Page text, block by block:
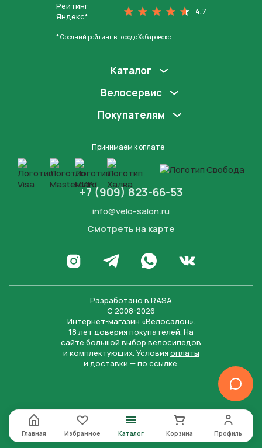
Рейтинг
Яндекс*
4.7
* Средний рейтинг в городе Хабаровске
Каталог
Велосервис
Покупателям
Принимаем к оплате
+7 (909) 823-66-53
info@velo-salon.ru
Смотреть на карте
Перейти в Инстаграм
Написать в Телеграм
Написать в WhatsApp
Перейти во
Разработано в RASA
С 2008-2026
Интернет-магазин «Велосалон».
18 лет доверия покупателей. На
сайте большой выбор велосипедов
и комплектующих. Условия оплаты
и доставки — по ссылке.
Главная Избранное Каталог Корзина Профиль
Нажимая на кнопку “Отправить заявку”, вы даете
согласие на обработку персональных данных и
соглашаетесь с политикой конфиденциальности